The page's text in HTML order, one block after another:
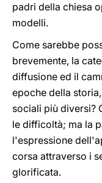
padri della chiesa
modelli.
Come sarebbe
brevemente, la
diffusione ed il
epoche della
sociali più diversi?
le difficoltà; ma la
l'espressione
corsa attraverso i
glorificata.